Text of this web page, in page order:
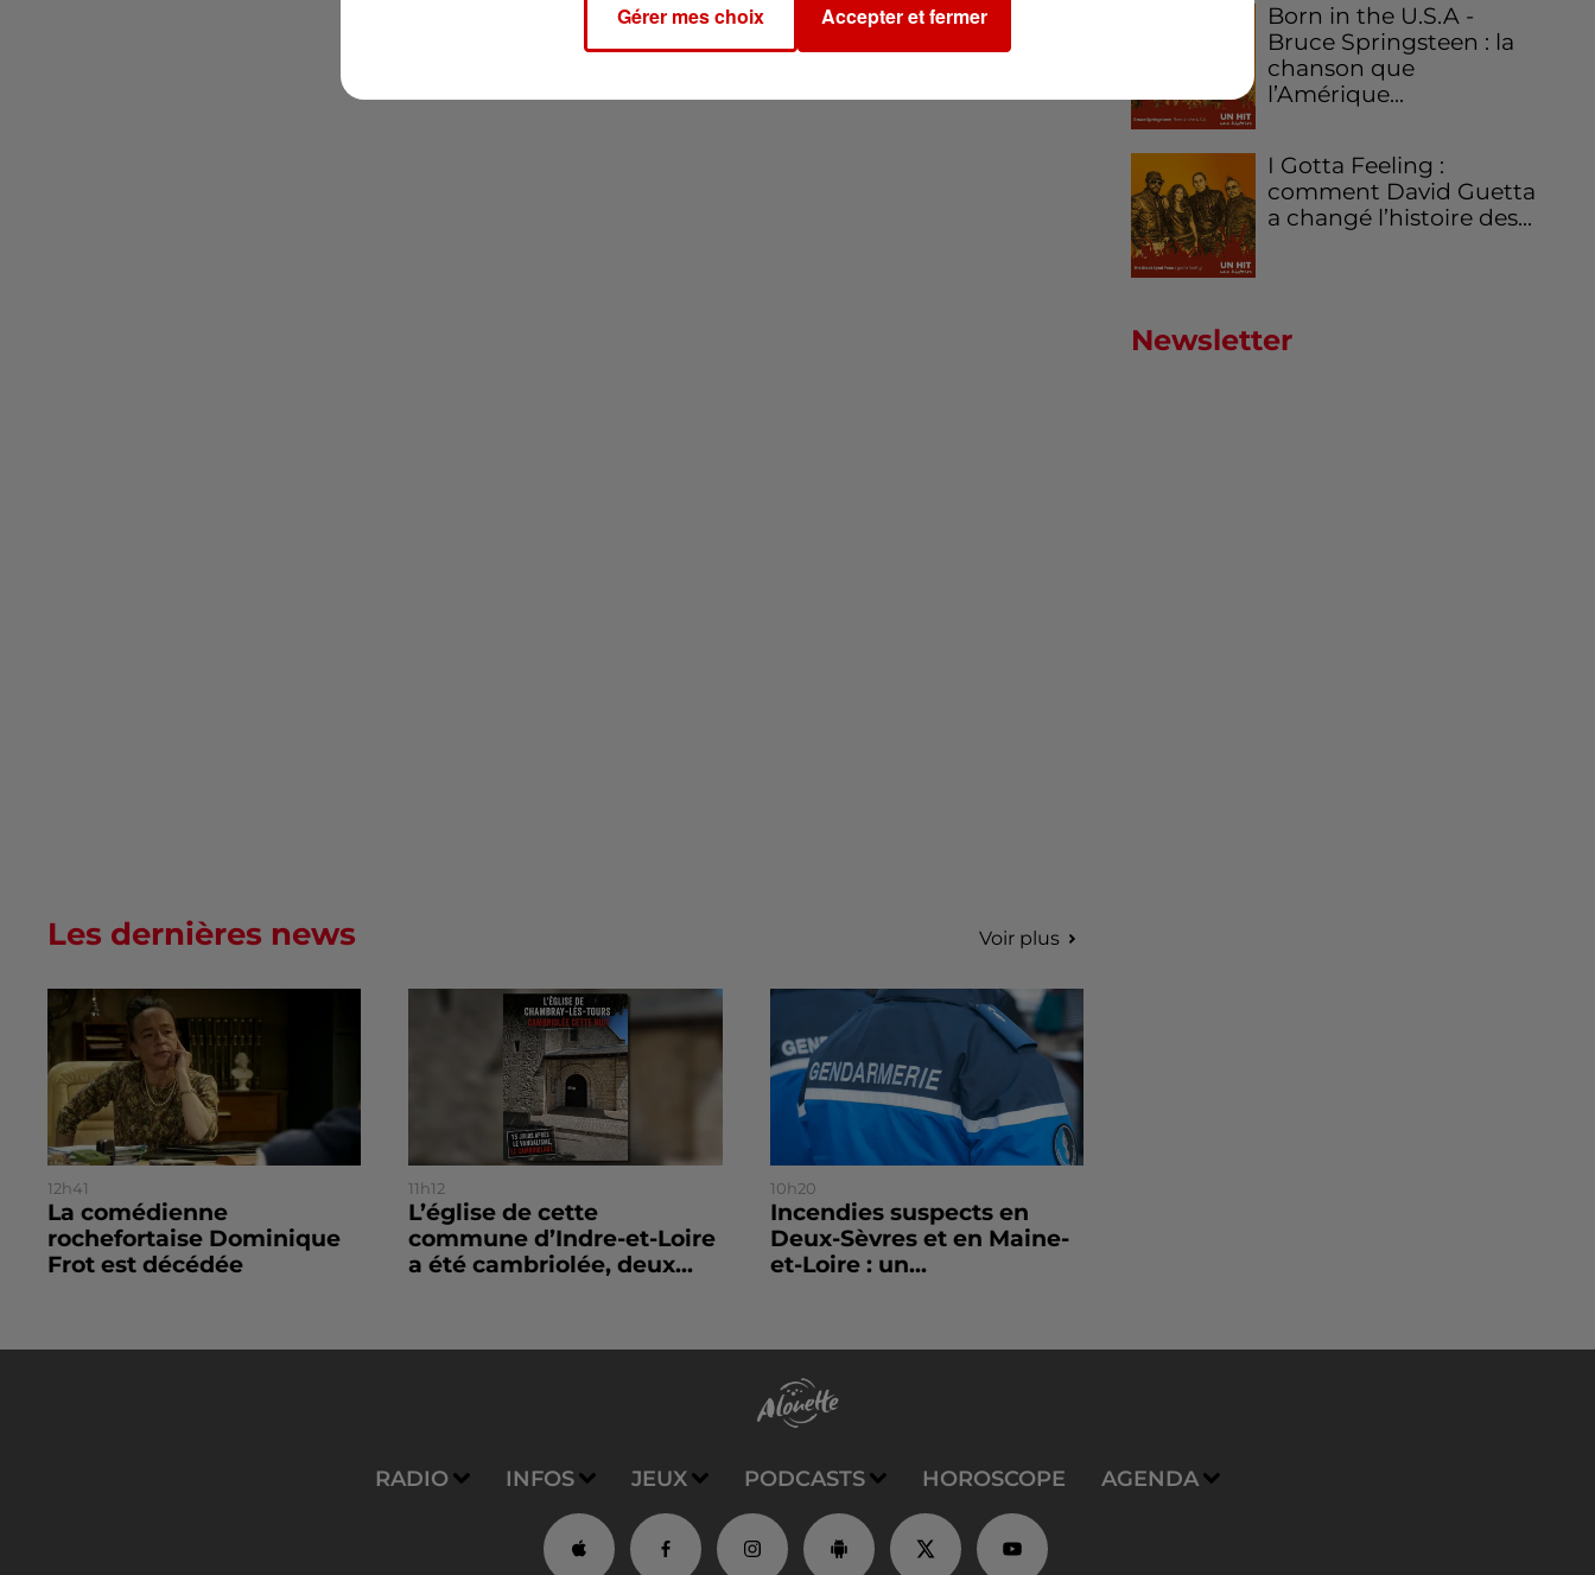
Born in the U.S.A -
Bruce Springsteen : la
chanson que
l’Amérique...
I Gotta Feeling :
comment David Guetta
a changé l’histoire des...
Newsletter
Les dernières news Voir plus
12h41
La comédienne
rochefortaise Dominique
Frot est décédée
11h12
L’église de cette
commune d’Indre-et-Loire
a été cambriolée, deux...
10h20
Incendies suspects en
Deux-Sèvres et en Maine-
et-Loire : un...
RADIO INFOS JEUX PODCASTS HOROSCOPE AGENDA
Gérer mes choix Accepter et fermer